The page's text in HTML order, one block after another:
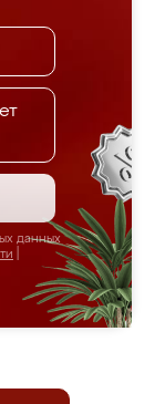
данных